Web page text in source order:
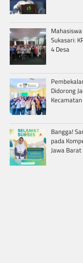
Sukasari:
4 Desa
Didorong
Bangga!
pada
Jawa